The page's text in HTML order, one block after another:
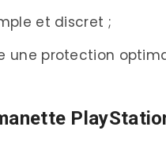
et discret ;
une protection